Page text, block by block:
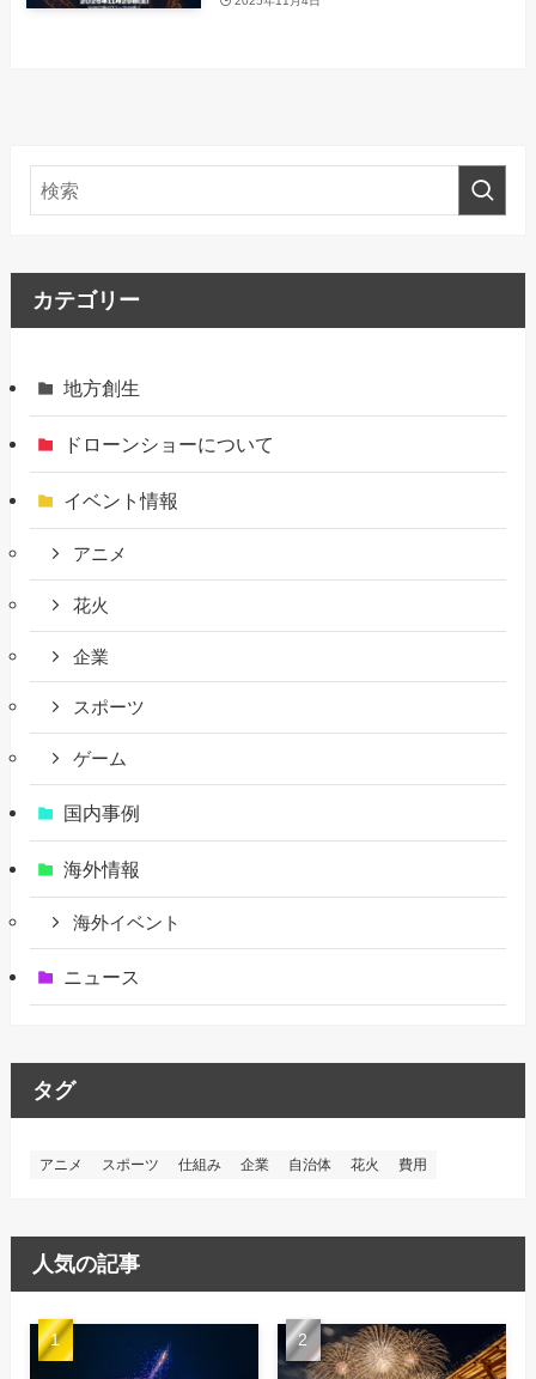
カテゴリー
地方創生
ドローンショーについて
イベント情報
アニメ
花火
企業
スポーツ
ゲーム
国内事例
海外情報
海外イベント
ニュース
タグ
アニメ スポーツ 仕組み 企業 自治体 花火 費用
人気の記事